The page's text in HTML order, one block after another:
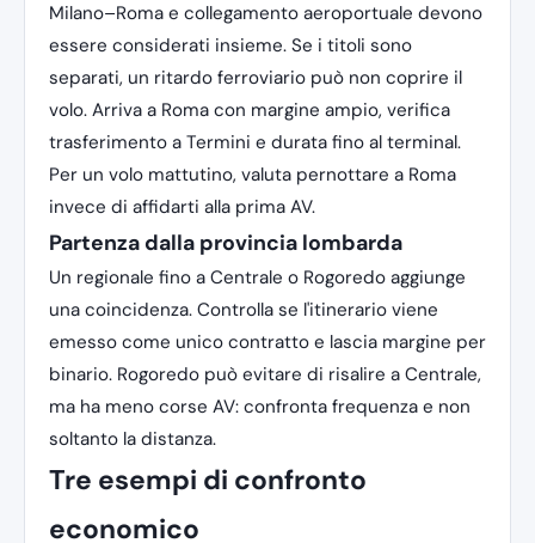
Milano–Roma e collegamento aeroportuale devono
essere considerati insieme. Se i titoli sono
separati, un ritardo ferroviario può non coprire il
volo. Arriva a Roma con margine ampio, verifica
trasferimento a Termini e durata fino al terminal.
Per un volo mattutino, valuta pernottare a Roma
invece di affidarti alla prima AV.
Partenza dalla provincia lombarda
Un regionale fino a Centrale o Rogoredo aggiunge
una coincidenza. Controlla se l'itinerario viene
emesso come unico contratto e lascia margine per
binario. Rogoredo può evitare di risalire a Centrale,
ma ha meno corse AV: confronta frequenza e non
soltanto la distanza.
Tre esempi di confronto
economico